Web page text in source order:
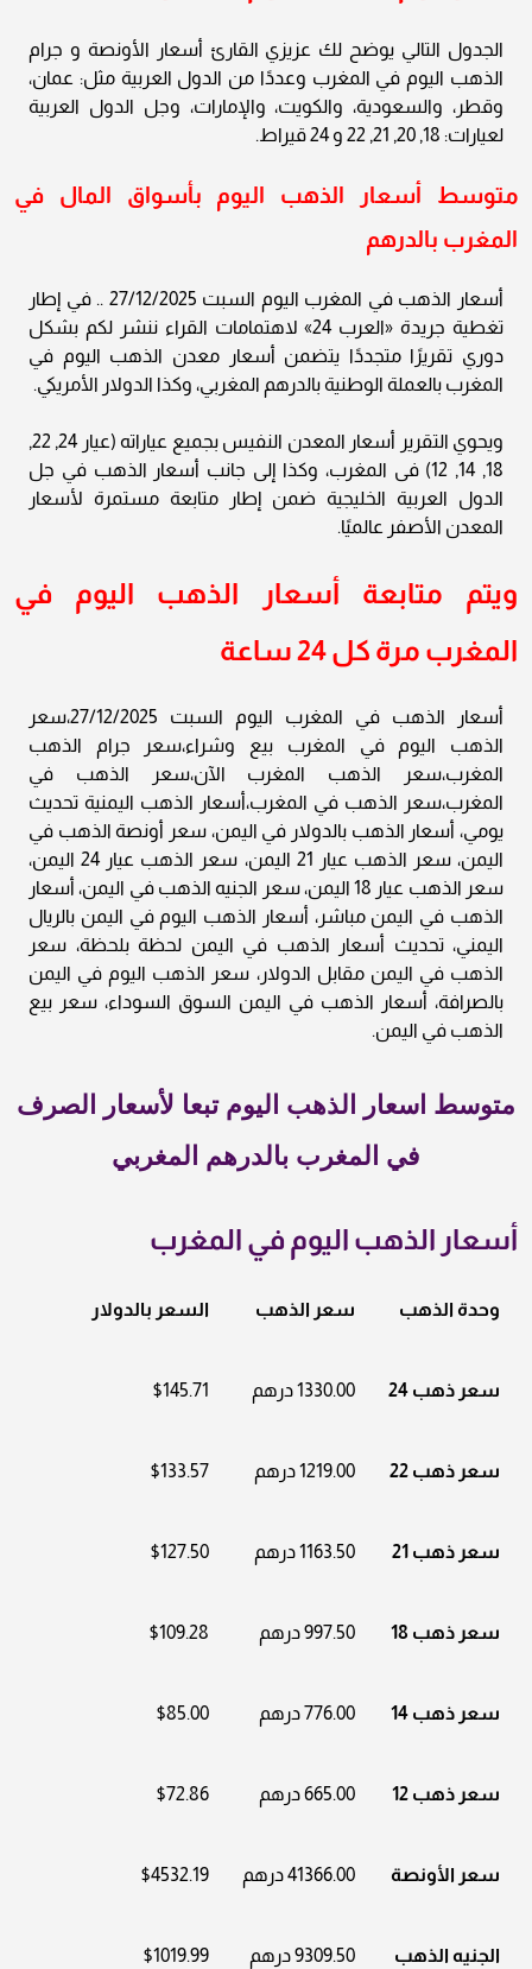
الجدول التالي يوضح لك عزيزي القارئ أسعار الأونصة و جرام
الذهب اليوم في المغرب وعددًا من الدول العربية مثل: عمان،
وقطر، والسعودية، والكويت، والإمارات، وجل الدول العربية
لعيارات: 18, 20, 21, 22 و 24 قيراط.
متوسط أسعار الذهب اليوم بأسواق المال في
المغرب بالدرهم
أسعار الذهب في المغرب اليوم السبت 27/12/2025 .. في إطار
تغطية جريدة «العرب 24» لاهتمامات القراء ننشر لكم بشكل
دوري تقريرًا متجددًا يتضمن أسعار معدن الذهب اليوم في
المغرب بالعملة الوطنية بالدرهم المغربي، وكذا الدولار الأمريكي.
ويحوي التقرير أسعار المعدن النفيس بجميع عياراته (عيار 24, 22,
18, 14, 12) فى المغرب، وكذا إلى جانب أسعار الذهب في جل
الدول العربية الخليجية ضمن إطار متابعة مستمرة لأسعار
المعدن الأصفر عالميًا.
ويتم متابعة أسعار الذهب اليوم في
المغرب مرة كل 24 ساعة
أسعار الذهب في المغرب اليوم السبت 27/12/2025،سعر
الذهب اليوم في المغرب بيع وشراء،سعر جرام الذهب
المغرب،سعر الذهب المغرب الآن،سعر الذهب في
المغرب،سعر الذهب في المغرب،أسعار الذهب اليمنية تحديث
يومي، أسعار الذهب بالدولار في اليمن، سعر أونصة الذهب في
اليمن، سعر الذهب عيار 21 اليمن، سعر الذهب عيار 24 اليمن،
سعر الذهب عيار 18 اليمن، سعر الجنيه الذهب في اليمن، أسعار
الذهب في اليمن مباشر، أسعار الذهب اليوم في اليمن بالريال
اليمني، تحديث أسعار الذهب في اليمن لحظة بلحظة، سعر
الذهب في اليمن مقابل الدولار، سعر الذهب اليوم في اليمن
بالصرافة، أسعار الذهب في اليمن السوق السوداء، سعر بيع
الذهب في اليمن.
متوسط اسعار الذهب اليوم تبعا لأسعار الصرف
في المغرب بالدرهم المغربي
أسعار الذهب اليوم في المغرب
وحدة الذهب سعر الذهب السعر بالدولار
سعر ذهب 24 1330.00 درهم $145.71
سعر ذهب 22 1219.00 درهم $133.57
سعر ذهب 21 1163.50 درهم $127.50
سعر ذهب 18 997.50 درهم $109.28
سعر ذهب 14 776.00 درهم $85.00
سعر ذهب 12 665.00 درهم $72.86
سعر الأونصة 41366.00 درهم $4532.19
الجنيه الذهب 9309.50 درهم $1019.99